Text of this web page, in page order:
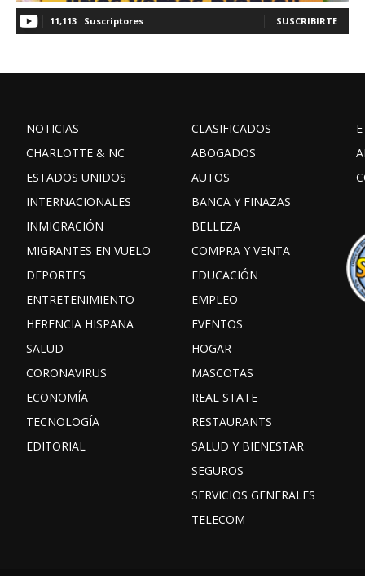
11,113 Suscriptores SUSCRIBIRTE
NOTICIAS
CHARLOTTE & NC
ESTADOS UNIDOS
INTERNACIONALES
INMIGRACIÓN
MIGRANTES EN VUELO
DEPORTES
ENTRETENIMIENTO
HERENCIA HISPANA
SALUD
CORONAVIRUS
ECONOMÍA
TECNOLOGÍA
EDITORIAL
CLASIFICADOS
ABOGADOS
AUTOS
BANCA Y FINAZAS
BELLEZA
COMPRA Y VENTA
EDUCACIÓN
EMPLEO
EVENTOS
HOGAR
MASCOTAS
REAL STATE
RESTAURANTS
SALUD Y BIENESTAR
SEGUROS
SERVICIOS GENERALES
TELECOM